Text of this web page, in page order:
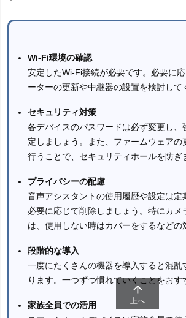
Wi-Fi環境の確認
安定したWi-Fi接続が必要です。必要に
ーターの更新や中継器の設置を検討して
セキュリティ対策
各デバイスのパスワードは必ず変更し、
定しましょう。また、ファームウェアの
行うことで、セキュリティホールを防ぎ
プライバシーの配慮
音声アシスタントの使用履歴や設定は定
必要に応じて削除しましょう。特にカメ
は、使用しない時はカバーをするなどの
段階的な導入
一度にたくさんの機器を導入すると混乱
ります。一つずつ慣れていくことをおす
家族全員での活用

上へ